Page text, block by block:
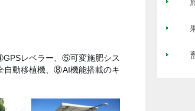
レベラー、⑤可変施肥シス
自動移植機、⑧AI機能搭載のキ